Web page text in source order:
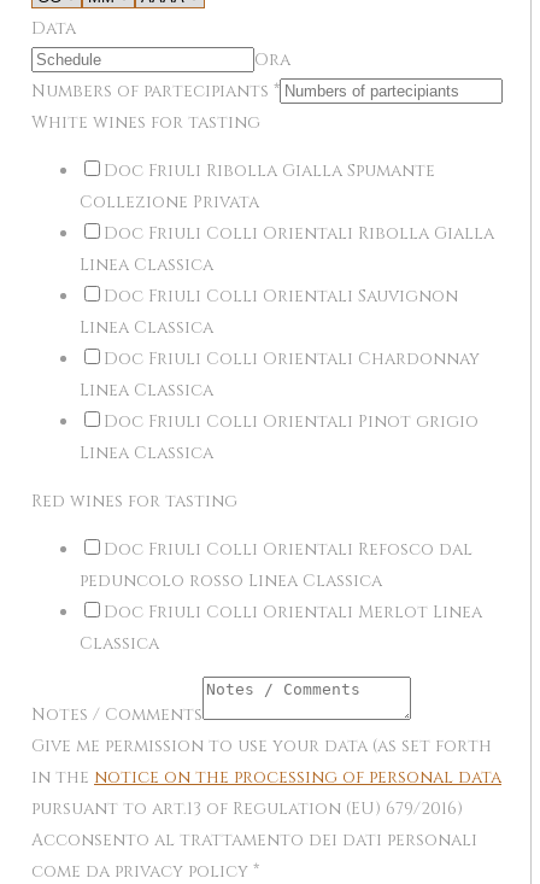
Data
Ora
Numbers of partecipiants *
White wines for tasting
Doc Friuli Ribolla Gialla Spumante
Collezione Privata
Doc Friuli Colli Orientali Ribolla Gialla
Linea Classica
Doc Friuli Colli Orientali Sauvignon
Linea Classica
Doc Friuli Colli Orientali Chardonnay
Linea Classica
Doc Friuli Colli Orientali Pinot grigio
Linea Classica
Red wines for tasting
Doc Friuli Colli Orientali Refosco dal
peduncolo rosso Linea Classica
Doc Friuli Colli Orientali Merlot Linea
Classica
Notes / Comments
Give me permission to use your data (as set forth
in the notice on the processing of personal data
pursuant to art.13 of Regulation (EU) 679/2016)
Acconsento al trattamento dei dati personali
come da privacy policy *